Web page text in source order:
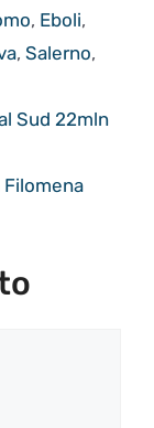
, Eboli,
, Salerno,
Sud 22mln
Filomena